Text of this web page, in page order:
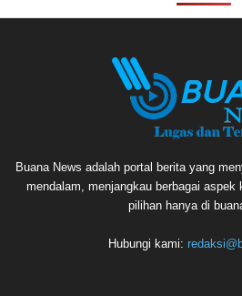
Buana News adalah portal berita yang
mendalam, menjangkau berbagai aspek
pilihan hanya di
Hubungi kami: